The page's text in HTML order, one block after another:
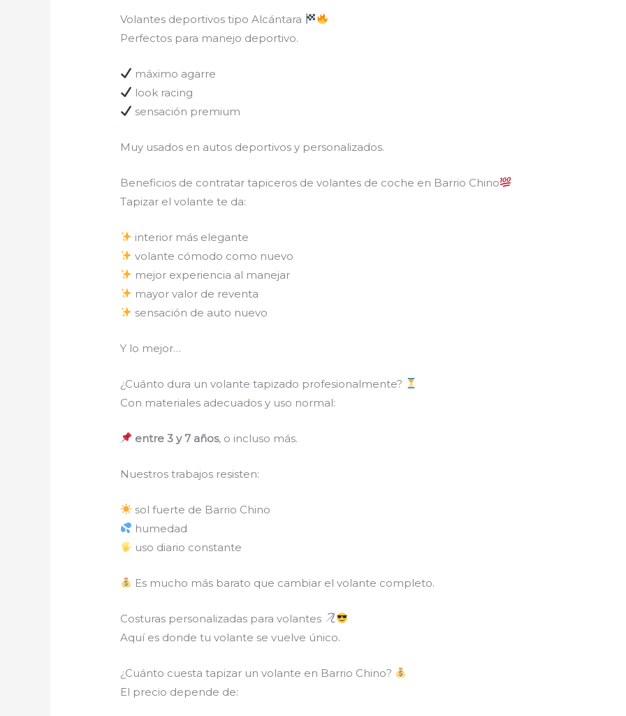
Volantes deportivos tipo Alcántara
Perfectos para manejo deportivo.
máximo agarre
look racing
sensación premium
Muy usados en autos deportivos y personalizados.
Beneficios de contratar tapiceros de volantes de coche en Barrio Chino
Tapizar el volante te da:
interior más elegante
volante cómodo como nuevo
mejor experiencia al manejar
mayor valor de reventa
sensación de auto nuevo
Y lo mejor…
¿Cuánto dura un volante tapizado profesionalmente?
Con materiales adecuados y uso normal:
entre 3 y 7 años, o incluso más.
Nuestros trabajos resisten:
sol fuerte de Barrio Chino
humedad
uso diario constante
Es mucho más barato que cambiar el volante completo.
Costuras personalizadas para volantes
Aquí es donde tu volante se vuelve único.
¿Cuánto cuesta tapizar un volante en Barrio Chino?
El precio depende de: